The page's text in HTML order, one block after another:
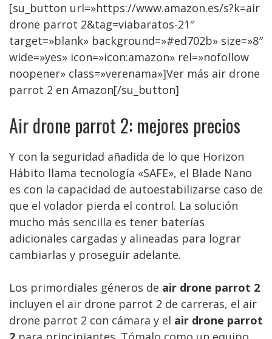
[su_button url=»https://www.amazon.es/s?k=air
drone parrot 2&tag=viabaratos-21″
target=»blank» background=»#ed702b» size=»8″
wide=»yes» icon=»icon:amazon» rel=»nofollow
noopener» class=»verenama»]Ver más air drone
parrot 2 en Amazon[/su_button]
Air drone parrot 2: mejores precios
Y con la seguridad añadida de lo que Horizon
Hábito llama tecnología «SAFE», el Blade Nano
es con la capacidad de autoestabilizarse caso de
que el volador pierda el control. La solución
mucho más sencilla es tener baterías
adicionales cargadas y alineadas para lograr
cambiarlas y proseguir adelante.
Los primordiales géneros de air drone parrot 2
incluyen el air drone parrot 2 de carreras, el air
drone parrot 2 con cámara y el air drone parrot